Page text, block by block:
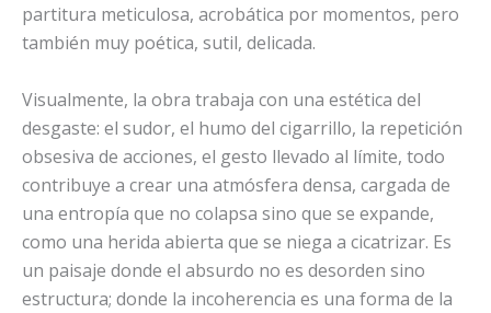
partitura meticulosa, acrobática por momentos, pero
también muy poética, sutil, delicada.
Visualmente, la obra trabaja con una estética del
desgaste: el sudor, el humo del cigarrillo, la repetición
obsesiva de acciones, el gesto llevado al límite, todo
contribuye a crear una atmósfera densa, cargada de
una entropía que no colapsa sino que se expande,
como una herida abierta que se niega a cicatrizar. Es
un paisaje donde el absurdo no es desorden sino
estructura; donde la incoherencia es una forma de la